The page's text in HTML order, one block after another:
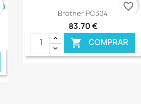
Ver+
Brother PC304
83,70 €
 COMPRAR
favorite_border